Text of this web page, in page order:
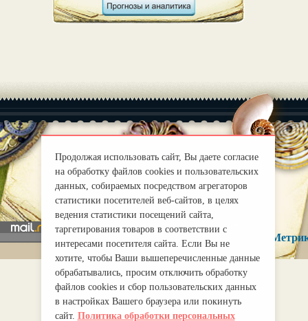
О нас |
Правила
mirprognoz@mail.ru
Продолжая использовать сайт, Вы даете согласие
на обработку файлов cookies и пользовательских
данных, собираемых посредством агрегаторов
статистики посетителей веб-сайтов, в целях
ведения статистики посещений сайта,
таргетирования товаров в соответствии с
интересами посетителя сайта. Если Вы не
хотите, чтобы Ваши вышеперечисленные данные
обрабатывались, просим отключить обработку
файлов cookies и сбор пользовательских данных
в настройках Вашего браузера или покинуть
сайт. Политика обработки персональных